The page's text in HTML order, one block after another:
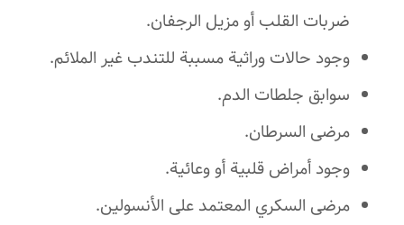
ضربات القلب أو مزيل الرجفان.
وجود حالات وراثية مسببة للتندب غير الملائم.
سوابق جلطات الدم.
مرضى السرطان.
وجود أمراض قلبية أو وعائية.
مرضى السكري المعتمد على الأنسولين.